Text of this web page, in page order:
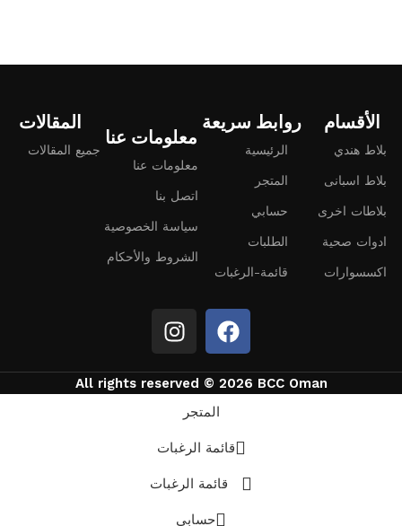
المقالات
جميع المقالات
معلومات عنا
معلومات عنا
اتصل بنا
سياسة الخصوصية
الشروط والأحكام
روابط سريعة
الرئيسية
المتجر
حسابي
الطلبات
قائمة-الرغبات
الأقسام
بلاط هندي
بلاط اسبانى
بلاطات اخرى
ادوات صحية
اكسسوارات
All rights reserved © 2026 BCC Oman
المتجر
قائمة الرغبات
قائمة الرغبات
حسابي